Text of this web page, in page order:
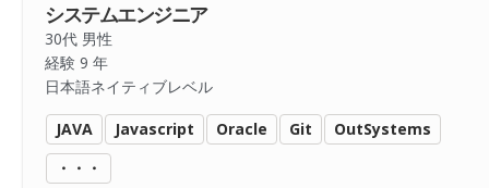
システムエンジニア
30代 男性
経験 9 年
日本語ネイティブレベル
JAVA Javascript Oracle Git
OutSystems
・・・